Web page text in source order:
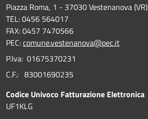
Piazza Roma, 1 - 37030 Vestenanova (VR)
TEL: 0456 564017
FAX: 0457 7470566
PEC:comune.vestenanova@pec.it
P.Iva: 01675370231
C.F.: 83001690235
Codice Univoco Fatturazione Elettronica
UF1KLG